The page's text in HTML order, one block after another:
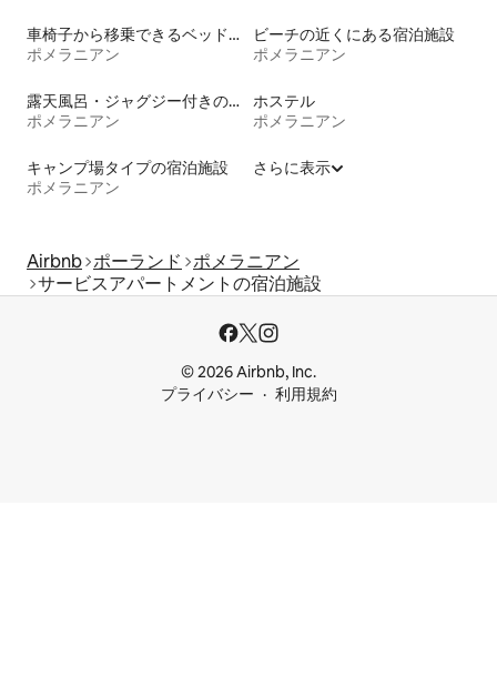
車椅子から移乗できるベッドがある宿泊施設
ポメラニアン
ビーチの近くにある宿泊施設
ポメラニアン
露天風呂・ジャグジー付きの宿泊施設
ポメラニアン
ホステル
ポメラニアン
キャンプ場タイプの宿泊施設
ポメラニアン
さらに表示
Airbnb ポーランド ポメラニアン
サービスアパートメントの宿泊施設
© 2026 Airbnb, Inc.
プライバシー
利用規約